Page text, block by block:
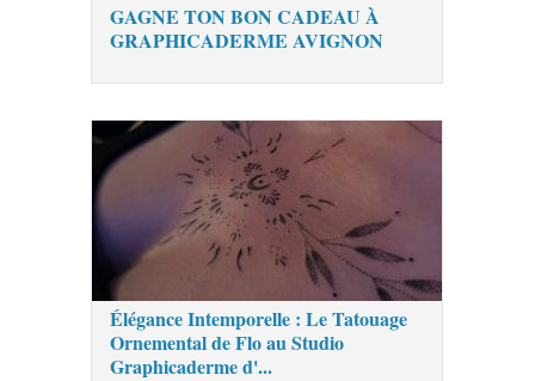
GAGNE TON BON CADEAU À
GRAPHICADERME AVIGNON
Élégance Intemporelle : Le Tatouage
Ornemental de Flo au Studio
Graphicaderme d'...